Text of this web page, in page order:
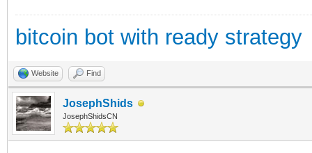
bitcoin bot with ready strategy
Website Find
JosephShids
JosephShidsCN